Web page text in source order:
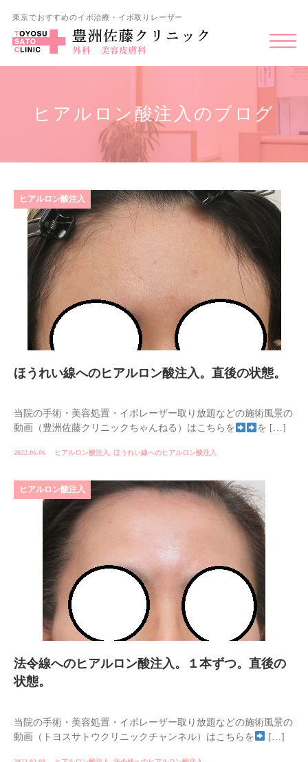
東京でおすすめのイボ治療・イボ取りレーザー
ヒアルロン酸注入のブログ
ヒアルロン酸注入
ほうれい線へのヒアルロン酸注入。直後の状態。
当院の手術・美容処置・イボレーザー取り放題などの施術風景の
動画（豊洲佐藤クリニックちゃんねる）はこちらを
を […]
2022.06.06 ヒアルロン酸注入, ほうれい線へのヒアルロン酸注入
ヒアルロン酸注入
法令線へのヒアルロン酸注入。１本ずつ。直後の
状態。
当院の手術・美容処置・イボレーザー取り放題などの施術風景の
動画（トヨスサトウクリニックチャンネル）はこちらを
[…]